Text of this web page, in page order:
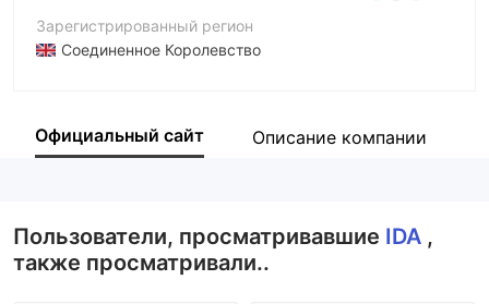
Зарегистрированный регион
Соединенное Королевство
Компания
Официальный сайт Описание компании
Пользователи, просматривавшие IDA ,
также просматривали..